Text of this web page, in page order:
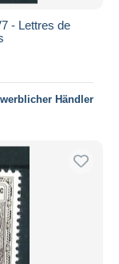
- Lettres de
Händler